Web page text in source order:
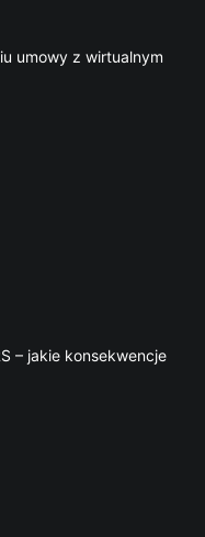
umowy z wirtualnym
– jakie konsekwencje